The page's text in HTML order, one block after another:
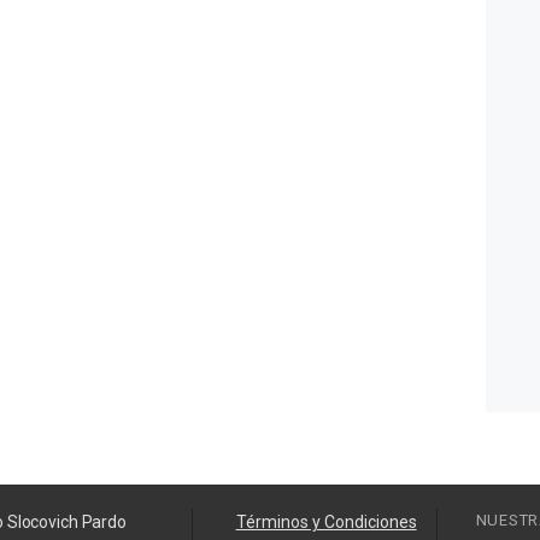
Slocovich Pardo Términos y Condiciones